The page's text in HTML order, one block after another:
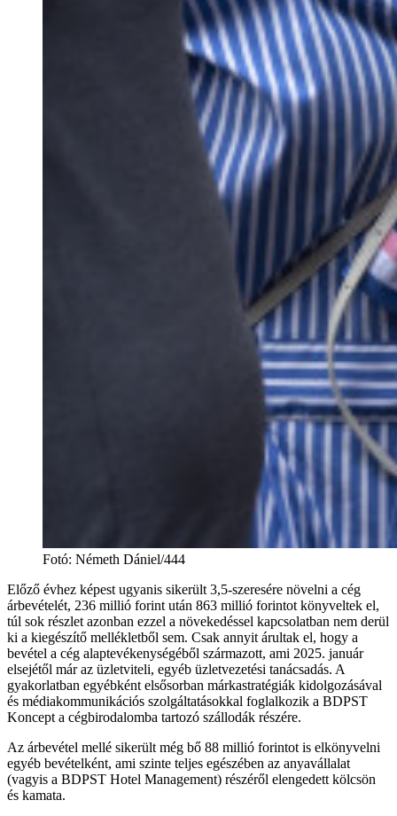
Fotó: Németh Dániel/444
Előző évhez képest ugyanis sikerült 3,5-szeresére növelni a cég
árbevételét, 236 millió forint után 863 millió forintot könyveltek el,
túl sok részlet azonban ezzel a növekedéssel kapcsolatban nem derül
ki a kiegészítő mellékletből sem. Csak annyit árultak el, hogy a
bevétel a cég alaptevékenységéből származott, ami 2025. január
elsejétől már az üzletviteli, egyéb üzletvezetési tanácsadás. A
gyakorlatban egyébként elsősorban márkastratégiák kidolgozásával
és médiakommunikációs szolgáltatásokkal foglalkozik a BDPST
Koncept a cégbirodalomba tartozó szállodák részére.
Az árbevétel mellé sikerült még bő 88 millió forintot is elkönyvelni
egyéb bevételként, ami szinte teljes egészében az anyavállalat
(vagyis a BDPST Hotel Management) részéről elengedett kölcsön
és kamata.